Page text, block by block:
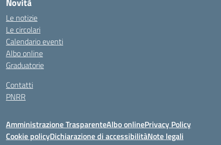
Novità
Le notizie
Le circolari
Calendario eventi
Albo online
Graduatorie
Contatti
PNRR
Amministrazione TrasparenteAlbo onlinePrivacy Policy
Cookie policyDichiarazione di accessibilitàNote legali